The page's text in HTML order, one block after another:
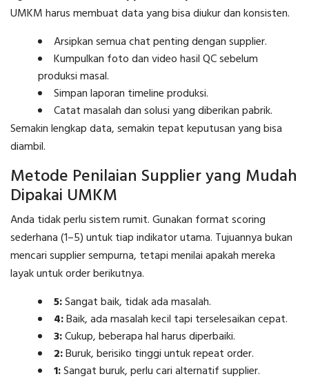
UMKM harus membuat data yang bisa diukur dan konsisten.
Arsipkan semua chat penting dengan supplier.
Kumpulkan foto dan video hasil QC sebelum
produksi masal.
Simpan laporan timeline produksi.
Catat masalah dan solusi yang diberikan pabrik.
Semakin lengkap data, semakin tepat keputusan yang bisa
diambil.
Metode Penilaian Supplier yang Mudah
Dipakai UMKM
Anda tidak perlu sistem rumit. Gunakan format scoring
sederhana (1–5) untuk tiap indikator utama. Tujuannya bukan
mencari supplier sempurna, tetapi menilai apakah mereka
layak untuk order berikutnya.
5:Sangat baik, tidak ada masalah.
4:Baik, ada masalah kecil tapi terselesaikan cepat.
3:Cukup, beberapa hal harus diperbaiki.
2:Buruk, berisiko tinggi untuk repeat order.
1:Sangat buruk, perlu cari alternatif supplier.